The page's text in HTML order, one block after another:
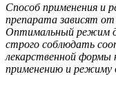
Способ применения и
препарата зависят
Оптимальный режим
строго соблюдать
лекарственной формы
применению и режиму